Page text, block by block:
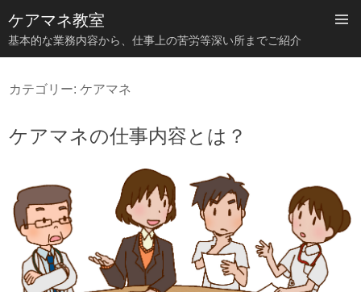
ケアマネ教室
基本的な業務内容から、仕事上の苦労等深い所までご紹介
ン
テ
ツ
へ
プ
カテゴリー:ケアマネ
ケアマネの仕事内容とは？